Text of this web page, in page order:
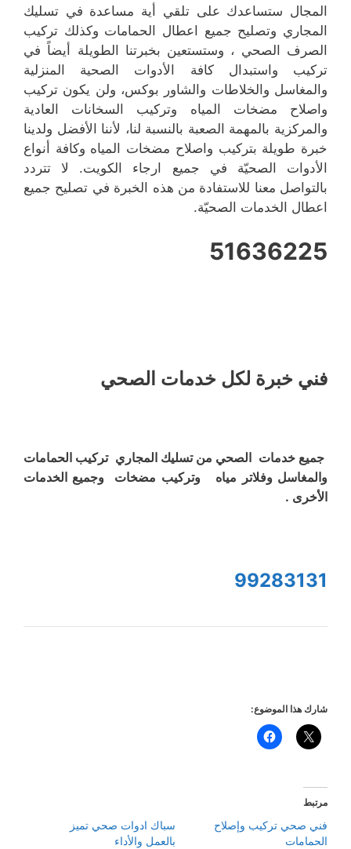
المجال ستساعدك على تلقي أية مساعدة في تسليك
المجاري وتصليح جميع اعطال الحمامات وكذلك تركيب
الصرف الصحي ، وستستعين بخبرتنا الطويلة أيضاً في
تركيب واستبدال كافة الأدوات الصحية المنزلية
والمغاسل والخلاطات والشاور بوكس، ولن يكون تركيب
واصلاح مضخات المياه وتركيب السخانات العادية
والمركزية بالمهمة الصعبة بالنسبة لنا، لأننا الأفضل ولدينا
خبرة طويلة بتركيب واصلاح مضخات المياه وكافة أنواع
الأدوات الصحيّة في جميع ارجاء الكويت. لا تتردد
بالتواصل معنا للاستفادة من هذه الخبرة في تصليح جميع
اعطال الخدمات الصحيّة.
51636225
فني خبرة لكل خدمات الصحي
جميع خدمات الصحي من تسليك المجاري تركيب الحمامات
والمغاسل وفلاتر مياه وتركيب مضخات وجميع الخدمات
الأخرى .
99283131
شارك هذا الموضوع:
مرتبط
فني صحي تركيب وإصلاح
الحمامات
سباك ادوات صحي تميز
بالعمل والأداء